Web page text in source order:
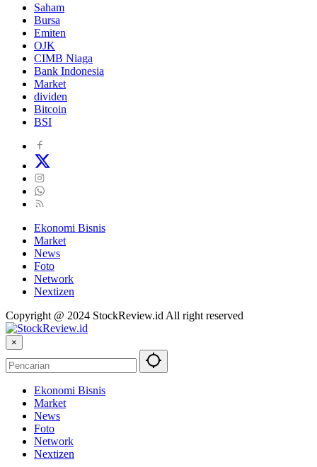
Saham
Bursa
Emiten
OJK
CIMB Niaga
Bank Indonesia
Market
dividen
Bitcoin
BSI
Ekonomi Bisnis
Market
News
Foto
Network
Nextizen
Copyright @ 2024 StockReview.id All right reserved
×
Ekonomi Bisnis
Market
News
Foto
Network
Nextizen